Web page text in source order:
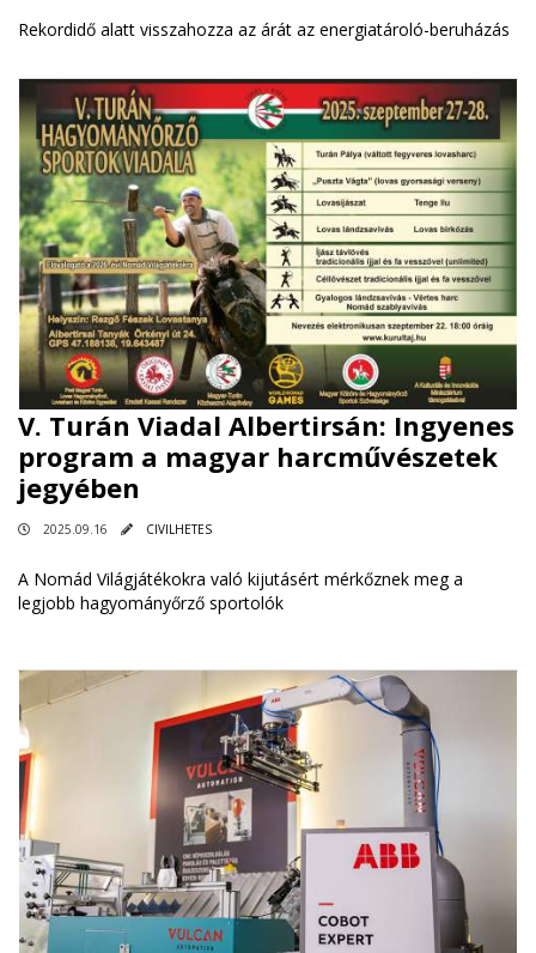
Rekordidő alatt visszahozza az árát az energiatároló-beruházás
V. Turán Viadal Albertirsán: Ingyenes
program a magyar harcművészetek
jegyében
2025.09.16 CIVILHETES
A Nomád Világjátékokra való kijutásért mérkőznek meg a
legjobb hagyományőrző sportolók